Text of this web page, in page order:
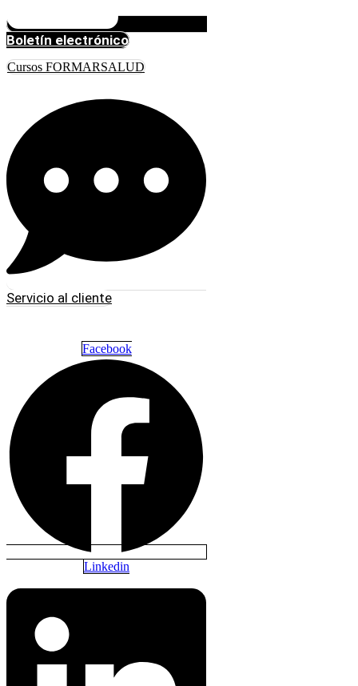
Boletín electrónico
Cursos FORMARSALUD
Servicio al cliente
Facebook
Linkedin